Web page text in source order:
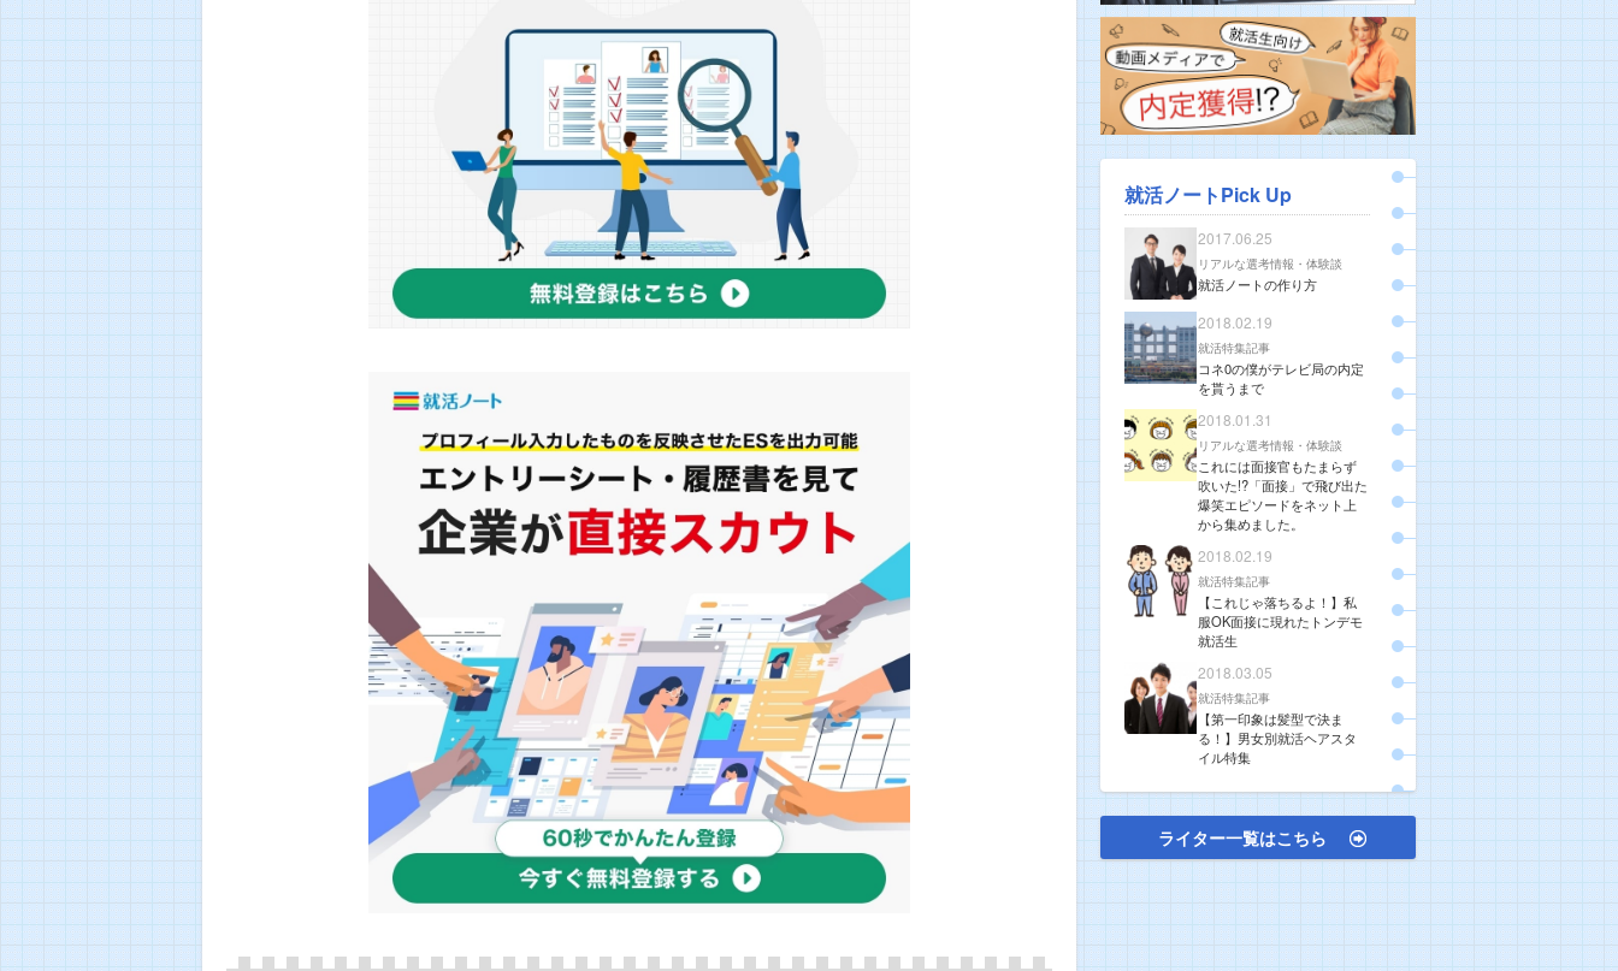
就活ノートPick Up
2017.06.25
リアルな選考情報・体験談
就活ノートの作り方
2018.02.19
就活特集記事
コネ0の僕がテレビ局の内定
を貰うまで
2018.01.31
リアルな選考情報・体験談
これには面接官もたまらず
吹いた!?「面接」で飛び出た
爆笑エピソードをネット上
から集めました。
2018.02.19
就活特集記事
【これじゃ落ちるよ！】私
服OK面接に現れたトンデモ
就活生
2018.03.05
就活特集記事
【第一印象は髪型で決ま
る！】男女別就活ヘアスタ
イル特集
ライター一覧はこちら